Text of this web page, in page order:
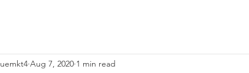
uemkt4 Aug 7, 2020 1 min read